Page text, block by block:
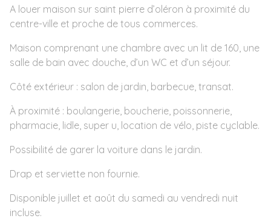
A louer maison sur saint pierre d’oléron à proximité du
centre-ville et proche de tous commerces.
Maison comprenant une chambre avec un lit de 160, une
salle de bain avec douche, d’un WC et d’un séjour.
Côté extérieur : salon de jardin, barbecue, transat.
À proximité : boulangerie, boucherie, poissonnerie,
pharmacie, lidle, super u, location de vélo, piste cyclable.
Possibilité de garer la voiture dans le jardin.
Drap et serviette non fournie.
Disponible juillet et août du samedi au vendredi nuit
incluse.